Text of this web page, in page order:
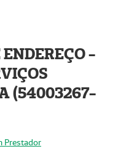
-
(54003267-
Prestador